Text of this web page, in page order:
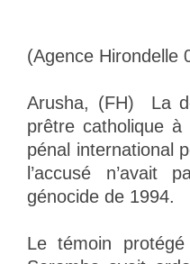
(Agence Hirondelle
Arusha, (FH) ­ La
prêtre catholique
pénal international
l’accusé n’avait
génocide de 1994.
Le témoin